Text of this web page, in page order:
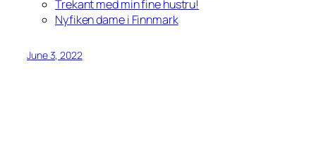
Trekant med min fine hustru!
Nyfiken dame i Finnmark
June 3, 2022